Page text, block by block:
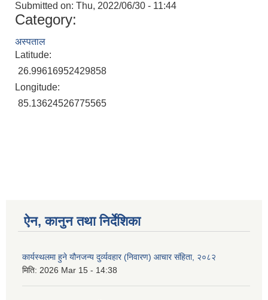
Submitted on: Thu, 2022/06/30 - 11:44
Category:
अस्पताल
Latitude:
26.99616952429858
Longitude:
85.13624526775565
ऐन, कानुन तथा निर्देशिका
कार्यस्थलमा हुने यौनजन्य दुर्व्यवहार (निवारण) आचार संहिता, २०८२
मिति: 2026 Mar 15 - 14:38